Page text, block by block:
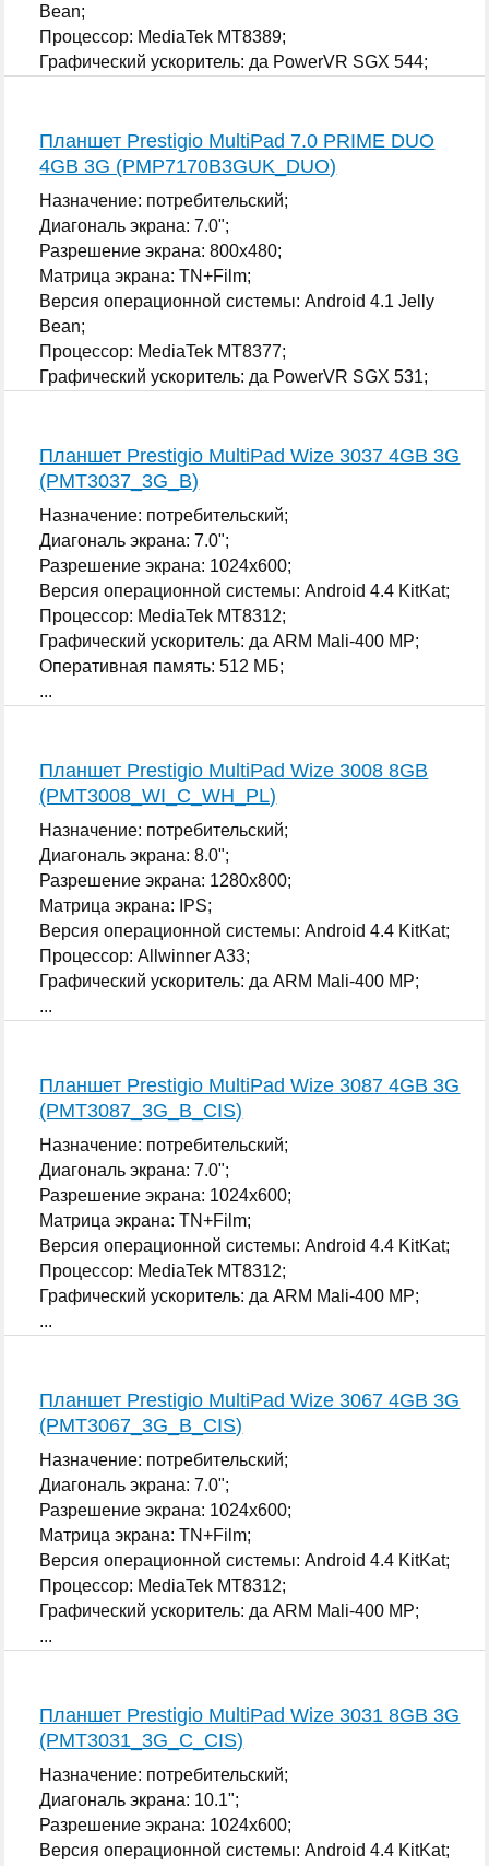
Bean;
Процессор: MediaTek MT8389;
Графический ускоритель: да PowerVR SGX 544;
Планшет Prestigio MultiPad 7.0 PRIME DUO
4GB 3G (PMP7170B3GUK_DUO)
Назначение: потребительский;
Диагональ экрана: 7.0";
Разрешение экрана: 800x480;
Матрица экрана: TN+Film;
Версия операционной системы: Android 4.1 Jelly
Bean;
Процессор: MediaTek MT8377;
Графический ускоритель: да PowerVR SGX 531;
Планшет Prestigio MultiPad Wize 3037 4GB 3G
(PMT3037_3G_B)
Назначение: потребительский;
Диагональ экрана: 7.0";
Разрешение экрана: 1024x600;
Версия операционной системы: Android 4.4 KitKat;
Процессор: MediaTek MT8312;
Графический ускоритель: да ARM Mali-400 MP;
Оперативная память: 512 МБ;
...
Планшет Prestigio MultiPad Wize 3008 8GB
(PMT3008_WI_C_WH_PL)
Назначение: потребительский;
Диагональ экрана: 8.0";
Разрешение экрана: 1280x800;
Матрица экрана: IPS;
Версия операционной системы: Android 4.4 KitKat;
Процессор: Allwinner A33;
Графический ускоритель: да ARM Mali-400 MP;
...
Планшет Prestigio MultiPad Wize 3087 4GB 3G
(PMT3087_3G_B_CIS)
Назначение: потребительский;
Диагональ экрана: 7.0";
Разрешение экрана: 1024x600;
Матрица экрана: TN+Film;
Версия операционной системы: Android 4.4 KitKat;
Процессор: MediaTek MT8312;
Графический ускоритель: да ARM Mali-400 MP;
...
Планшет Prestigio MultiPad Wize 3067 4GB 3G
(PMT3067_3G_B_CIS)
Назначение: потребительский;
Диагональ экрана: 7.0";
Разрешение экрана: 1024x600;
Матрица экрана: TN+Film;
Версия операционной системы: Android 4.4 KitKat;
Процессор: MediaTek MT8312;
Графический ускоритель: да ARM Mali-400 MP;
...
Планшет Prestigio MultiPad Wize 3031 8GB 3G
(PMT3031_3G_C_CIS)
Назначение: потребительский;
Диагональ экрана: 10.1";
Разрешение экрана: 1024x600;
Версия операционной системы: Android 4.4 KitKat;